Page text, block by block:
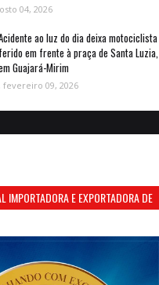
04, 2026
ao luz do dia deixa motociclista
ferido em frente à praça de Santa Luzia,
Guajará-Mirim
fevereiro 09, 2026
IMPORTADORA E EXPORTADORA DE